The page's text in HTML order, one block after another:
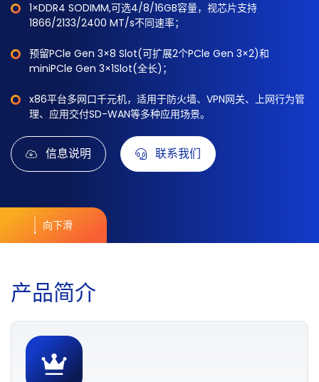
1×DDR4 SODIMM,可选4/8/16GB容量，视芯片支持
1866/2133/2400 MT/s不同速率；
预留PCle Gen 3×8 Slot(可扩展2个PCle Gen 3×2)和
miniPCle Gen 3×1Slot(全长)；
x86平台多网口千元机，适用于防火墙、VPN网关、上网行为管
理、应用交付SD-WAN等多种应用场景。
信息说明 联系我们
向下滑
产品简介